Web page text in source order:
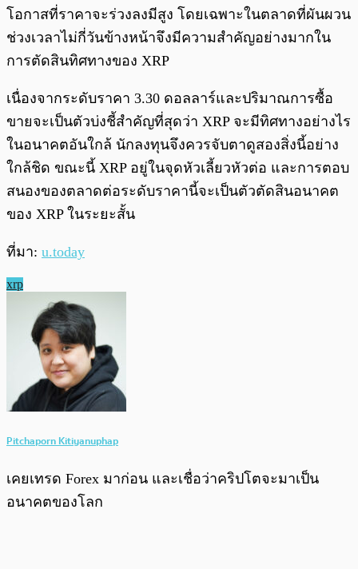
โอกาสที่ราคาจะร่วงลงมีสูง โดยเฉพาะในตลาดที่ผันผวน
ช่วงเวลาไม่กี่วันข้างหน้าจึงมีความสำคัญอย่างมากใน
การตัดสินทิศทางของ XRP
เนื่องจากระดับราคา 3.30 ดอลลาร์และปริมาณการซื้อ
ขายจะเป็นตัวบ่งชี้สำคัญที่สุดว่า XRP จะมีทิศทางอย่างไร
ในอนาคตอันใกล้ นักลงทุนจึงควรจับตาดูสองสิ่งนี้อย่าง
ใกล้ชิด ขณะนี้ XRP อยู่ในจุดหัวเลี้ยวหัวต่อ และการตอบ
สนองของตลาดต่อระดับราคานี้จะเป็นตัวตัดสินอนาคต
ของ XRP ในระยะสั้น
ที่มา: u.today
xrp
Pitchaporn Kitiyanuphap
เคยเทรด Forex มาก่อน และเชื่อว่าคริปโตจะมาเป็น
อนาคตของโลก